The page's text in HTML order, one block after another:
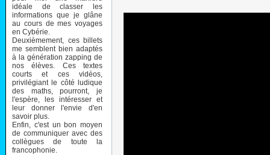
idéale de classer les
informations que je glâne
au cours de mes voyages
en Cybérie.
Deuxièmement, ces billets
me semblent bien adaptés
à la génération zapping de
nos élèves. Ces textes
courts et ces vidéos,
privilégiant le côté ludique
des maths, pourront, je
l'espère, les intéresser et
leur donner l'envie d'en
savoir plus.
Enfin, c'est un bon moyen
de communiquer avec des
collègues de toute la
francophonie.